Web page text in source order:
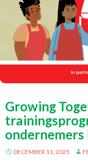
Growing
ondernemers
DECEMBER 11, 2025